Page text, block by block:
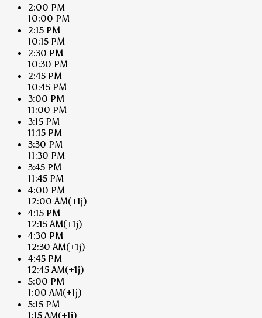
2:00 PM
10:00 PM
2:15 PM
10:15 PM
2:30 PM
10:30 PM
2:45 PM
10:45 PM
3:00 PM
11:00 PM
3:15 PM
11:15 PM
3:30 PM
11:30 PM
3:45 PM
11:45 PM
4:00 PM
12:00 AM(+1j)
4:15 PM
12:15 AM(+1j)
4:30 PM
12:30 AM(+1j)
4:45 PM
12:45 AM(+1j)
5:00 PM
1:00 AM(+1j)
5:15 PM
1:15 AM(+1j)